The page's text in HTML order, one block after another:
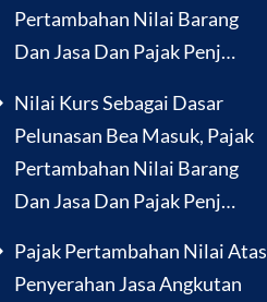
Pertambahan Nilai Barang
Dan Jasa Dan Pajak Penj…
Nilai Kurs Sebagai Dasar
Pelunasan Bea Masuk, Pajak
Pertambahan Nilai Barang
Dan Jasa Dan Pajak Penj…
Pajak Pertambahan Nilai Atas
Penyerahan Jasa Angkutan